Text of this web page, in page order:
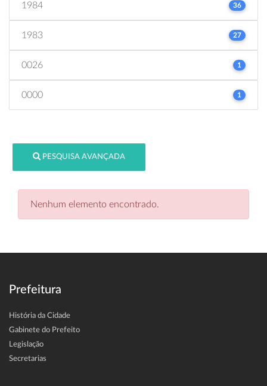
1984 36
1983 27
0026 1
0000 1
PESQUISA AVANÇADA
Nenhum elemento encontrado.
Prefeitura
História da Cidade
Gabinete do Prefeito
Legislação
Secretarias